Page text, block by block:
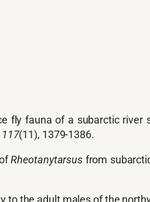
fly fauna of a subarctic
117(11), 1379-1386.
ofRheotanytarsus from